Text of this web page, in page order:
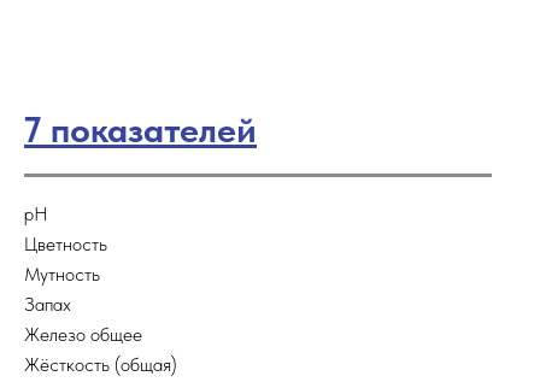
7 показателей
рН
Цветность
Мутность
Запах
Железо общее
Жёсткость (общая)